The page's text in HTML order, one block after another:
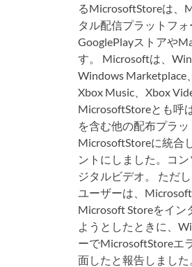
るMicrosoftStoreは、
タル配信プラットフォ
GooglePlayストアや
す。 Microsoftは、
Windows Marketplace
Xbox Music、Xbox
MicrosoftStoreとも呼
を含む他の配布プラ
MicrosoftStoreに統合
ントにしました。コ
ジタルビデオ。 ただ
ユーザーは、
Microsoft Storeをイン
ようとしたときに、
ーでMicrosoftStoreエ
面したと報告しまし